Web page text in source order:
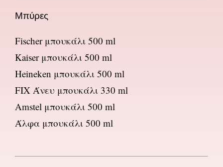
Μπύρες
Fischer μπουκάλι 500 ml
Kaiser μπουκάλι 500 ml
Heineken μπουκάλι 500 ml
FIX Άνευ μπουκάλι 330 ml
Amstel μπουκάλι 500 ml
Άλφα μπουκάλι 500 ml